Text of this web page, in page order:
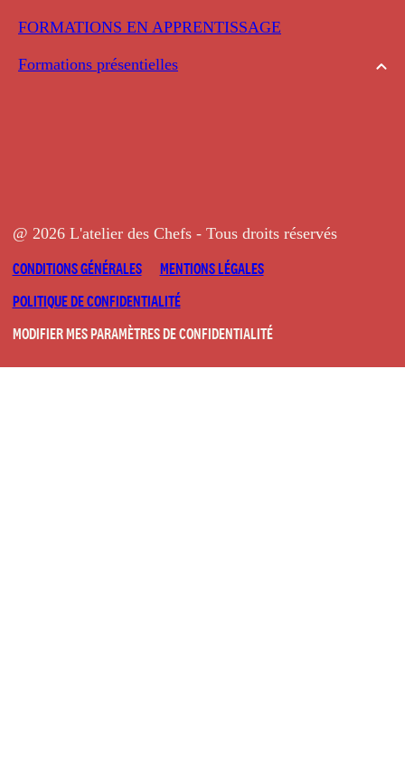
FORMATIONS EN APPRENTISSAGE
Formations présentielles
@ 2026 L'atelier des Chefs - Tous droits réservés
CONDITIONS GÉNÉRALES
MENTIONS LÉGALES
POLITIQUE DE CONFIDENTIALITÉ
MODIFIER MES PARAMÈTRES DE CONFIDENTIALITÉ